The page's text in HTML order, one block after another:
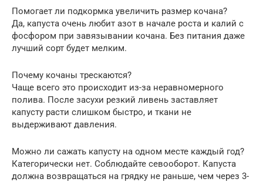
Помогает ли подкормка увеличить размер кочана?
Да, капуста очень любит азот в начале роста и калий с
фосфором при завязывании кочана. Без питания даже
лучший сорт будет мелким.
Почему кочаны трескаются?
Чаще всего это происходит из-за неравномерного
полива. После засухи резкий ливень заставляет
капусту расти слишком быстро, и ткани не
выдерживают давления.
Можно ли сажать капусту на одном месте каждый год?
Категорически нет. Соблюдайте севооборот. Капуста
должна возвращаться на грядку не раньше, чем через 3-